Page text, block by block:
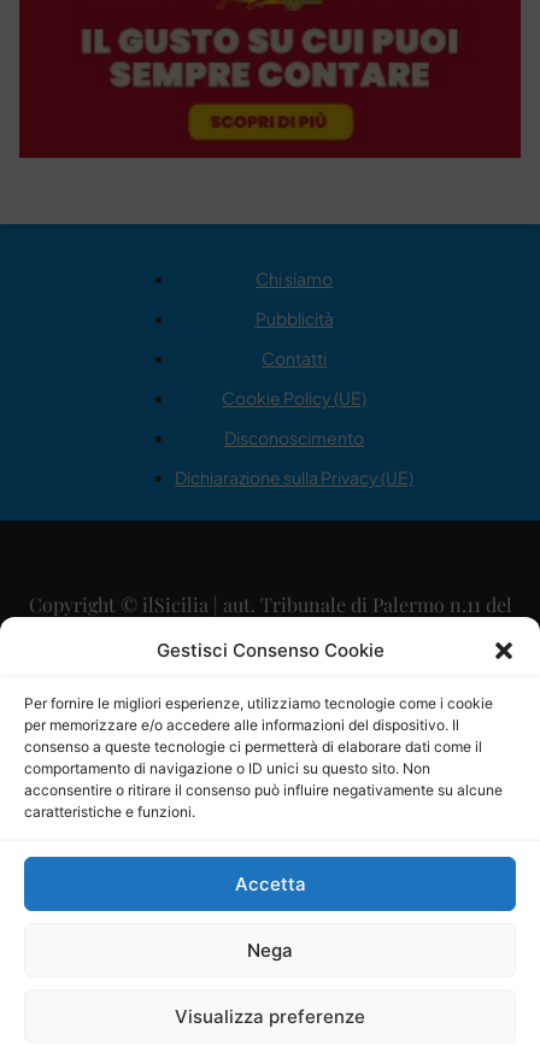
Gestisci Consenso Cookie
Per fornire le migliori esperienze, utilizziamo tecnologie come i cookie
per memorizzare e/o accedere alle informazioni del dispositivo. Il
consenso a queste tecnologie ci permetterà di elaborare dati come il
comportamento di navigazione o ID unici su questo sito. Non
acconsentire o ritirare il consenso può influire negativamente su alcune
caratteristiche e funzioni.
Accetta
Nega
Visualizza preferenze
Chi siamo
Pubblicità
Contatti
Cookie Policy (UE)
Disconoscimento
Dichiarazione sulla Privacy (UE)
Copyright © ilSicilia | aut. Tribunale di Palermo n.11 del
29/09/2015
Direttore Editoriale: Maurizio Scaglione
Direttore Responsabile: Maria Calabrese
P.IVA: 06334930820
Mercurio Comunicazione Società Cooperativa a r.l. è
iscritta al Registro degli Operatori di Comunicazione al
Sito gestito daLa Digitale srl–info@ladigitale.it